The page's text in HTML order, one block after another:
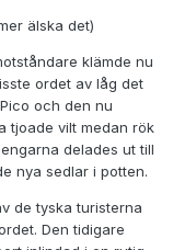
älska det)
klämde nu
ordet av låg det
och den nu
tjoade vilt medan rök
delades ut till
nya sedlar i potten.
de tyska turisterna
Den tidigare